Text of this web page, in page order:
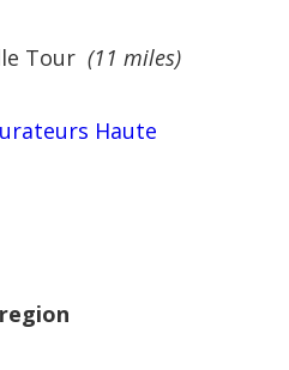
Tour (11 miles)
Haute